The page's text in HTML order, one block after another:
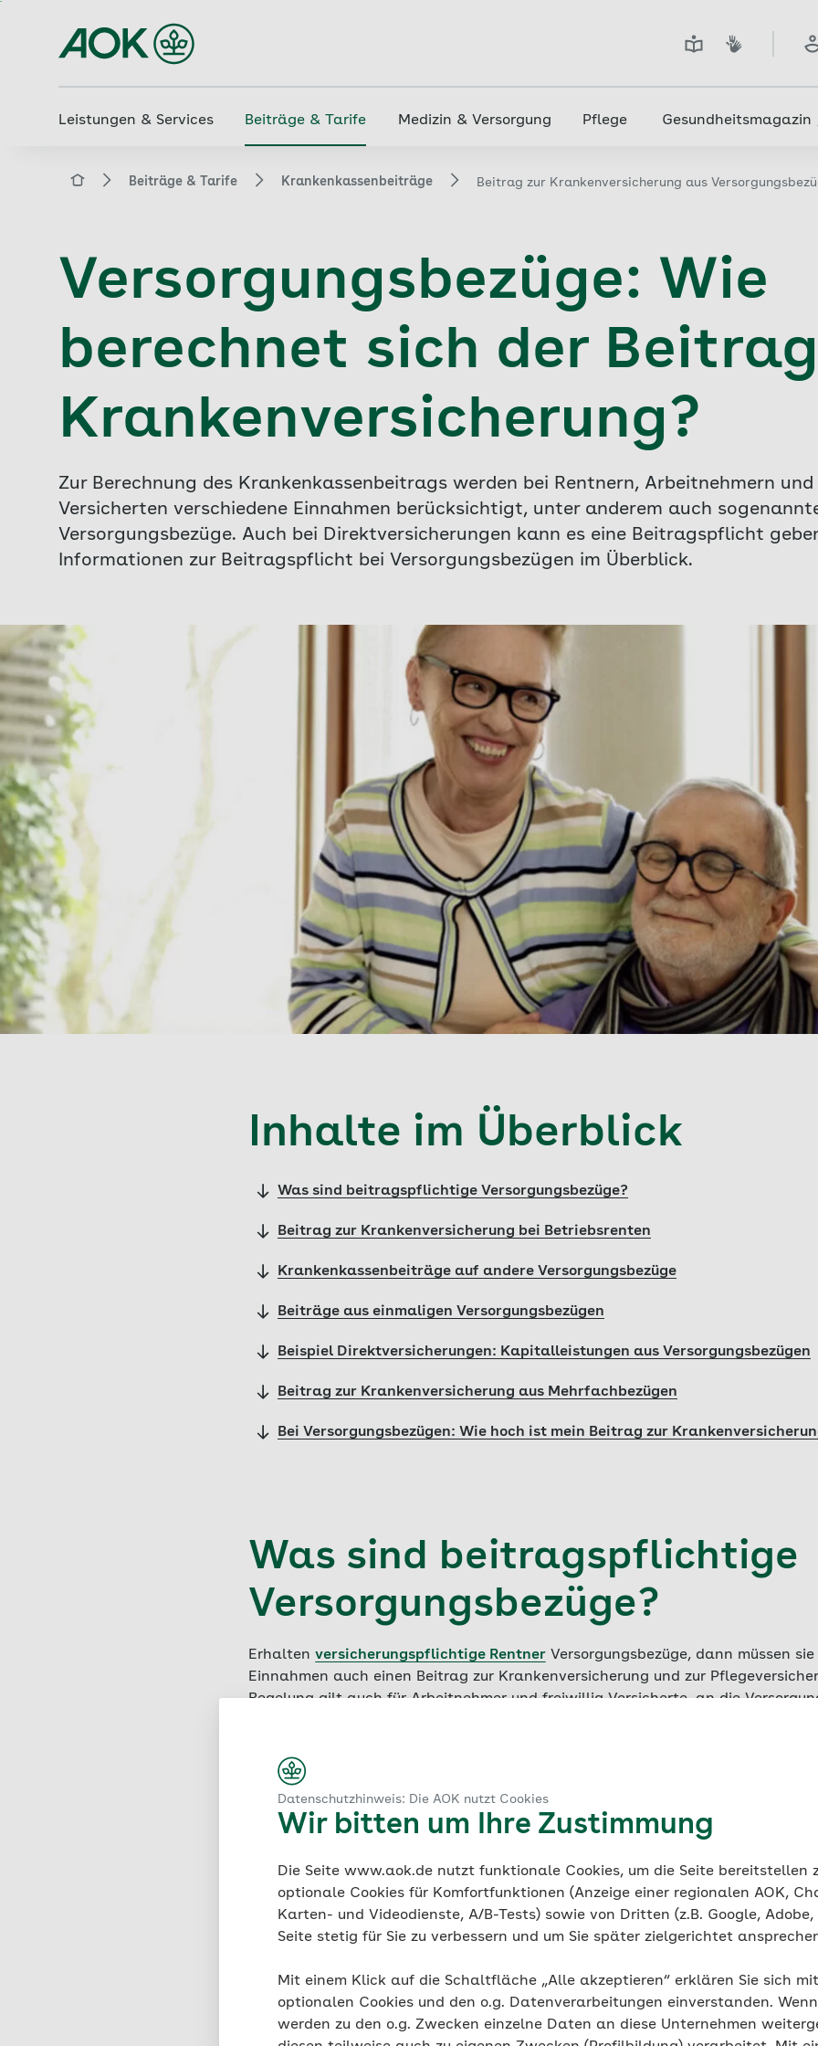
Datenschutzhinweis: Die AOK nutzt Cookies
Wir bitten um Ihre Zustimmung
Die Seite www.aok.de nutzt funktionale Cookies, um die Seite bereitstellen
optionale Cookies für Komfortfunktionen (Anzeige einer regionalen AOK,
Karten- und Videodienste, A/B-Tests) sowie von Dritten (z.B. Google,
Seite stetig für Sie zu verbessern und um Sie später zielgerichtet
Mit einem Klick auf die Schaltfläche „Alle akzeptieren“ erklären Sie sich
optionalen Cookies und den o.g. Datenverarbeitungen einverstanden.
werden zu den o.g. Zwecken einzelne Daten an diese Unternehmen
Hauptinhalt
springen
Leistungen & Services Beiträge & Tarife Medizin & Versorgung Pflege Gesundheitsmagazin
aok.de Beiträge & Tarife Krankenkassenbeiträge Beitrag zur Krankenversicherung aus
Versorgungsbezüge: Wie
berechnet sich der
Krankenversicherung?
Zur Berechnung des Krankenkassenbeitrags werden bei Rentnern, Arbeitnehmern
Versicherten verschiedene Einnahmen berücksichtigt, unter anderem auch
Versorgungsbezüge. Auch bei Direktversicherungen kann es eine Beitragspflicht
Informationen zur Beitragspflicht bei Versorgungsbezügen im Überblick.
Inhalte im Überblick
Was sind beitragspflichtige Versorgungsbezüge?
Beitrag zur Krankenversicherung bei Betriebsrenten
Krankenkassenbeiträge auf andere Versorgungsbezüge
Beiträge aus einmaligen Versorgungsbezügen
Beispiel Direktversicherungen: Kapitalleistungen aus Versorgungsbezügen
Beitrag zur Krankenversicherung aus Mehrfachbezügen
Bei Versorgungsbezügen: Wie hoch ist mein Beitrag zur
Was sind beitragspflichtige
Versorgungsbezüge?
Erhalten versicherungspflichtige Rentner Versorgungsbezüge, dann müssen
Einnahmen auch einen Beitrag zur Krankenversicherung und zur
Regelung gilt auch für Arbeitnehmer und freiwillig Versicherte, an die
Betriebsrenten (zum Beispiel aus einer betrieblichen Altersversorgung, der
öffentlichen Dienst oder der hüttenknappschaftlichen Zusatzversorgung)
Beamtenpensionen (beispielsweise aus einem öffentlich-rechtlichen
Grundsätzen)
Renten aus Versicherungs- und Versorgungseinrichtungen für bestimmte
Beispiel Ärzte, Architekten, Rechtsanwälte)
Beitrag zur